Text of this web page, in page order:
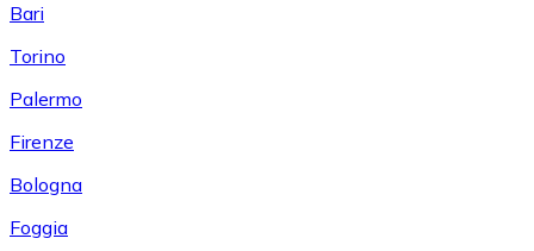
Bari
Torino
Palermo
Firenze
Bologna
Foggia